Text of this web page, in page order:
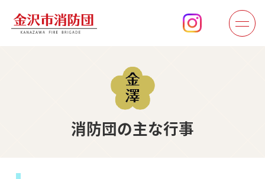
消防団の主な行事